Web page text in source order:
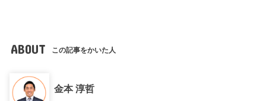
ABOUT この記事をかいた人
金本 淳哲